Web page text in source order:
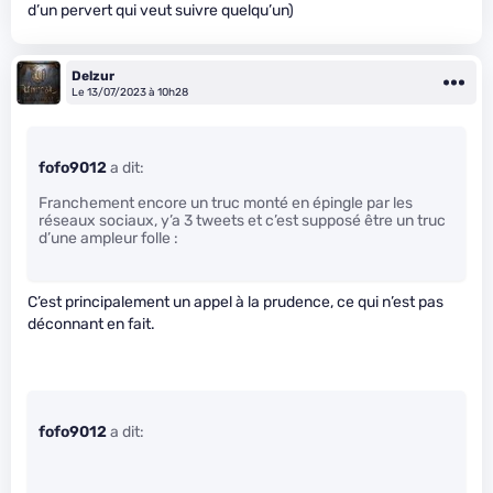
d’un pervert qui veut suivre quelqu’un)
Delzur
Le 13/07/2023 à 10h28
fofo9012a dit:
Franchement encore un truc monté en épingle par les
réseaux sociaux, y’a 3 tweets et c’est supposé être un truc
d’une ampleur folle :
C’est principalement un appel à la prudence, ce qui n’est pas
déconnant en fait.
fofo9012a dit: